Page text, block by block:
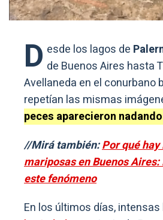
D esde los lagos de
de Buenos Aires hasta
Avellaneda en el conurbano
repetían las mismas
peces aparecieron
//Mirá también:Por qué
mariposas en Buenos
este fenómeno
En los últimos días,